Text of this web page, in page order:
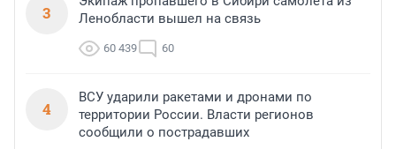
3
Ленобласти вышел на связь
60 439 60
4
ВСУ ударили ракетами и дронами по
территории России. Власти регионов
сообщили о пострадавших